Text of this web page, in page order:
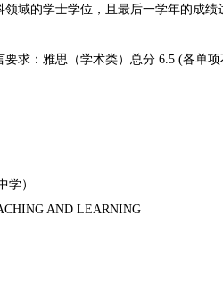
的学士学位，且最后一学年的成绩
：雅思（学术类）总分 6.5 (各单项
）
AND LEARNING